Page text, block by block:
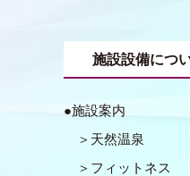
施設設備につ
施設案内
天然温泉
フィットネス